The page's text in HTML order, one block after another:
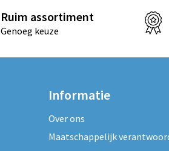
Ruim assortiment
Genoeg keuze
Informatie
Over ons
Maatschappelijk